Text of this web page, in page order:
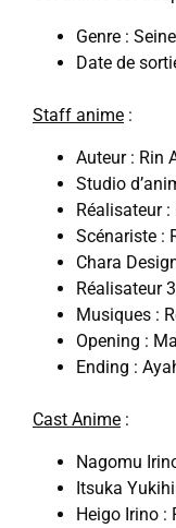
Genre :
Date de
Staff anime :
Auteur : Rin
Studio
Réalisateur
Scénariste :
Chara
Réalisateur
Musiques :
Opening :
Ending :
Cast Anime :
Nagomu
Itsuka
Heigo Irino :